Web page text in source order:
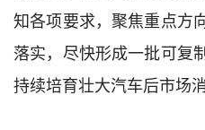
知各项要求，聚焦重点方
落实，尽快形成一批可复
持续培育壮大汽车后市场消